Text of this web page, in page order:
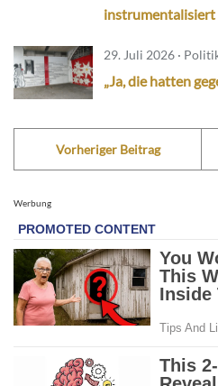
instrumentalisiert
29. Juli 2026 ·
„Ja, die hatten
Vorheriger Beitrag
Werbung